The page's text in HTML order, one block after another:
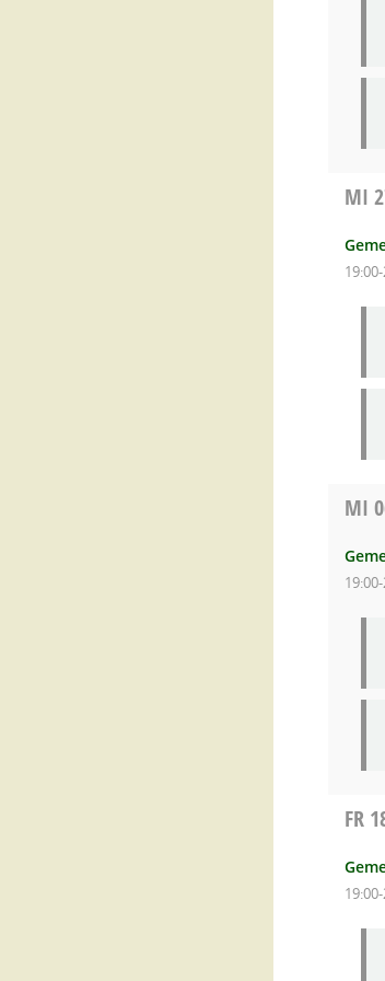
MI
MI
FR